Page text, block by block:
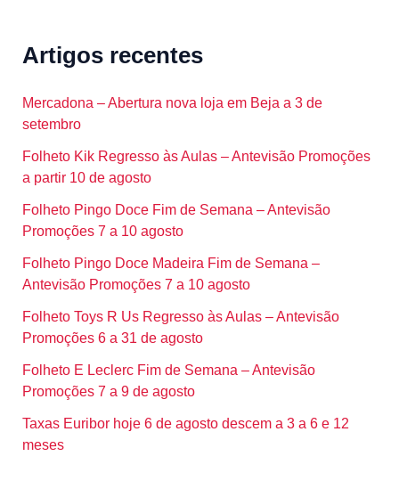
Artigos recentes
Mercadona – Abertura nova loja em Beja a 3 de
setembro
Folheto Kik Regresso às Aulas – Antevisão Promoções
a partir 10 de agosto
Folheto Pingo Doce Fim de Semana – Antevisão
Promoções 7 a 10 agosto
Folheto Pingo Doce Madeira Fim de Semana –
Antevisão Promoções 7 a 10 agosto
Folheto Toys R Us Regresso às Aulas – Antevisão
Promoções 6 a 31 de agosto
Folheto E Leclerc Fim de Semana – Antevisão
Promoções 7 a 9 de agosto
Taxas Euribor hoje 6 de agosto descem a 3 a 6 e 12
meses